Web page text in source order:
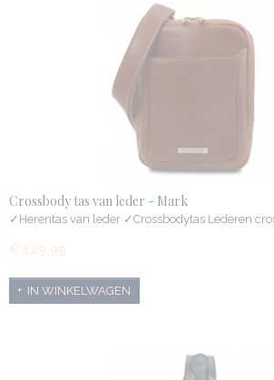
Crossbody tas van leder - Mark
✓Herentas van leder ✓Crossbodytas Lederen
€ 129,99
IN WINKELWAGEN